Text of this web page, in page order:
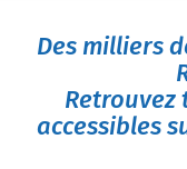
Des milliers
Retrouvez
accessibles